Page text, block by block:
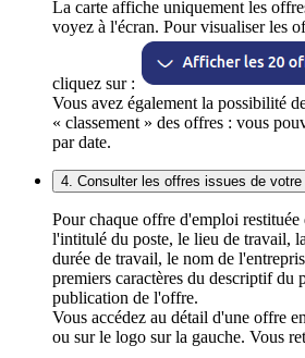
La carte affiche uniquement les
voyez à l'écran. Pour visualiser les
cliquez sur :
Vous avez également la possibilité
« classement » des offres : vous
par date.
4. Consulter les offres issues de votre
Pour chaque offre d'emploi
l'intitulé du poste, le lieu de travail,
durée de travail, le nom de
premiers caractères du descriptif du
publication de l'offre.
Vous accédez au détail d'une offre
ou sur le logo sur la gauche. Vous